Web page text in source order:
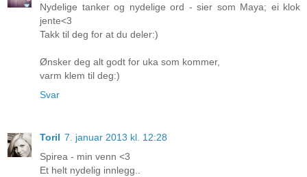
Nydelige tanker og nydelige ord - sier som Maya; ei klok
jente<3
Takk til deg for at du deler:)
Ønsker deg alt godt for uka som kommer,
varm klem til deg:)
Svar
Toril 7. januar 2013 kl. 12:28
Spirea - min venn <3
Et helt nydelig innlegg..